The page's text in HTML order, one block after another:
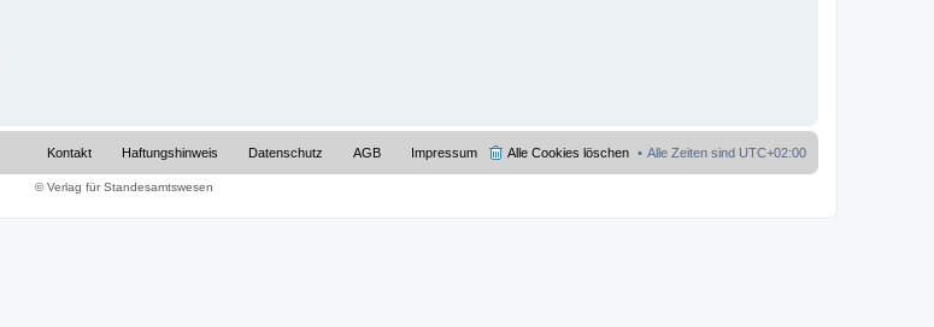
Alle Zeiten sind UTC+02:00
Alle Cookies löschen
Impressum
AGB
Datenschutz
Haftungshinweis
Kontakt
© Verlag für Standesamtswesen